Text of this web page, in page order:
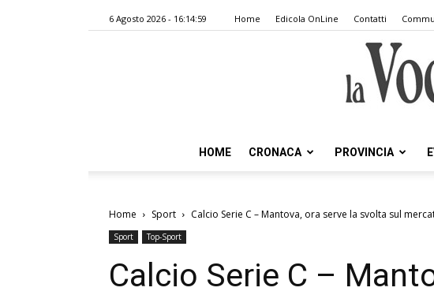
6 Agosto 2026 - 16:14:59 Home Edicola OnLine Contatti
HOME CRONACA PROVINCIA
Home Sport Calcio Serie C – Mantova, ora serve la svolta sul
Sport Top-Sport
Calcio Serie C –